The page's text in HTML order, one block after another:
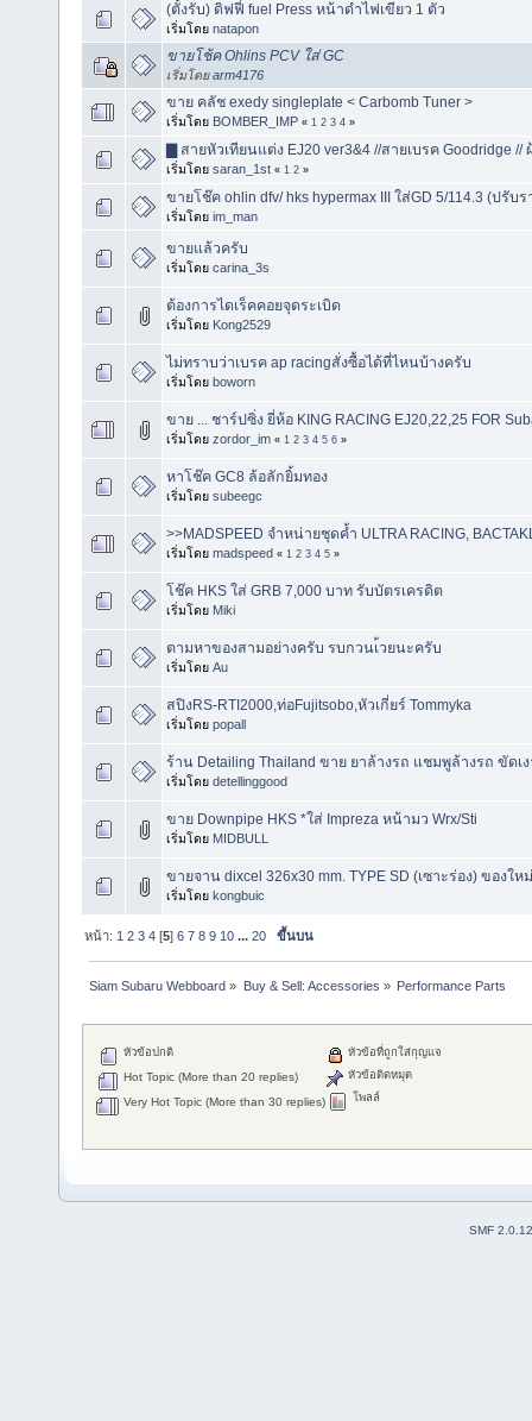
(ตั้งรับ) ดิฟฟี่ fuel Press หน้าดำไฟเขียว 1 ตัว
เริ่มโดย natapon
ขายโช้ค Ohlins PCV ใส่ GC
เริ่มโดยarm4176
ขาย คลัช exedy singleplate < Carbomb Tuner >
เริ่มโดย BOMBER_IMP « 1 2 3 4 »
▇ สายหัวเทียนแต่ง EJ20 ver3&4 //สายเบรค Goodridge //
เริ่มโดย saran_1st « 1 2 »
ขายโช๊ค ohlin dfv/ hks hypermax III ใส่GD 5/114.3 (ปรับร
เริ่มโดย im_man
ขายแล้วครับ
เริ่มโดย carina_3s
ต้องการไดเร็คคอยจุดระเบิด
เริ่มโดย Kong2529
ไม่ทราบว่าเบรค ap racingสั่งซื้อได้ที่ไหนบ้างครับ
เริ่มโดย boworn
ขาย ... ชาร์ปซิ่ง ยี่ห้อ KING RACING EJ20,22,25 FOR
เริ่มโดย zordor_im « 1 2 3 4 5 6 »
หาโช๊ค GC8 ล้อลักยิ้มทอง
เริ่มโดย subeegc
>>MADSPEED จำหน่ายชุดค้ำ ULTRA RACING,
เริ่มโดย madspeed « 1 2 3 4 5 »
โช๊ค HKS ใส่ GRB 7,000 บาท รับบัตรเครดิต
เริ่มโดย Miki
ตามหาของสามอย่างครับ รบกวนเ้วยนะครับ
เริ่มโดย Au
สปิงRS-RTI2000,ท่อFujitsobo,หัวเกี่ยร์ Tommyka
เริ่มโดย popall
ร้าน Detailing Thailand ขาย ยาล้างรถ แชมพูล้างรถ ขัดเ
เริ่มโดย detellinggood
ขาย Downpipe HKS *ใส่ Impreza หน้ามว Wrx/Sti
เริ่มโดย MIDBULL
ขายจาน dixcel 326x30 mm. TYPE SD (เซาะร่อง) ของให
เริ่มโดย kongbuic
หน้า: 1 2 3 4 [5]6 7 8 9 10 ...20 ขึ้นบน
Siam Subaru Webboard » Buy & Sell: Accessories » Performance Parts
หัวข้อปกติ
Hot Topic (More than 20 replies)
Very Hot Topic (More than 30 replies)
หัวข้อที่ถูกใส่กุญแจ
หัวข้อติดหมุด
โพลล์
SMF 2.0.12